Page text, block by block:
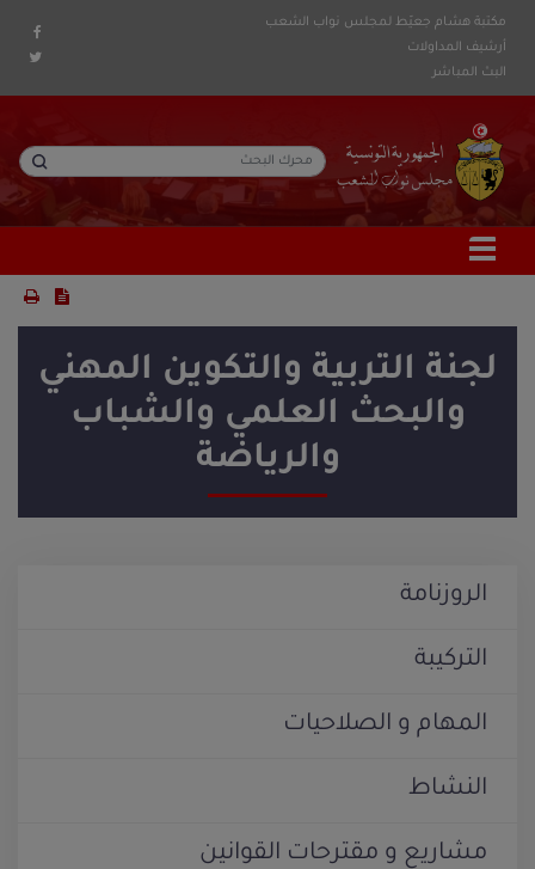
مكتبة هشام جعيّط لمجلس نواب الشعب
أرشيف المداولات
البث المباشر
لجنة التربية والتكوين المهني
والبحث العلمي والشباب
والرياضة
الروزنامة
التركيبة
المهام و الصلاحيات
النشاط
مشاريع و مقترحات القوانين